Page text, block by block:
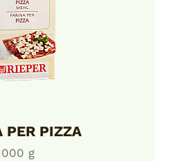
PER PIZZA
g